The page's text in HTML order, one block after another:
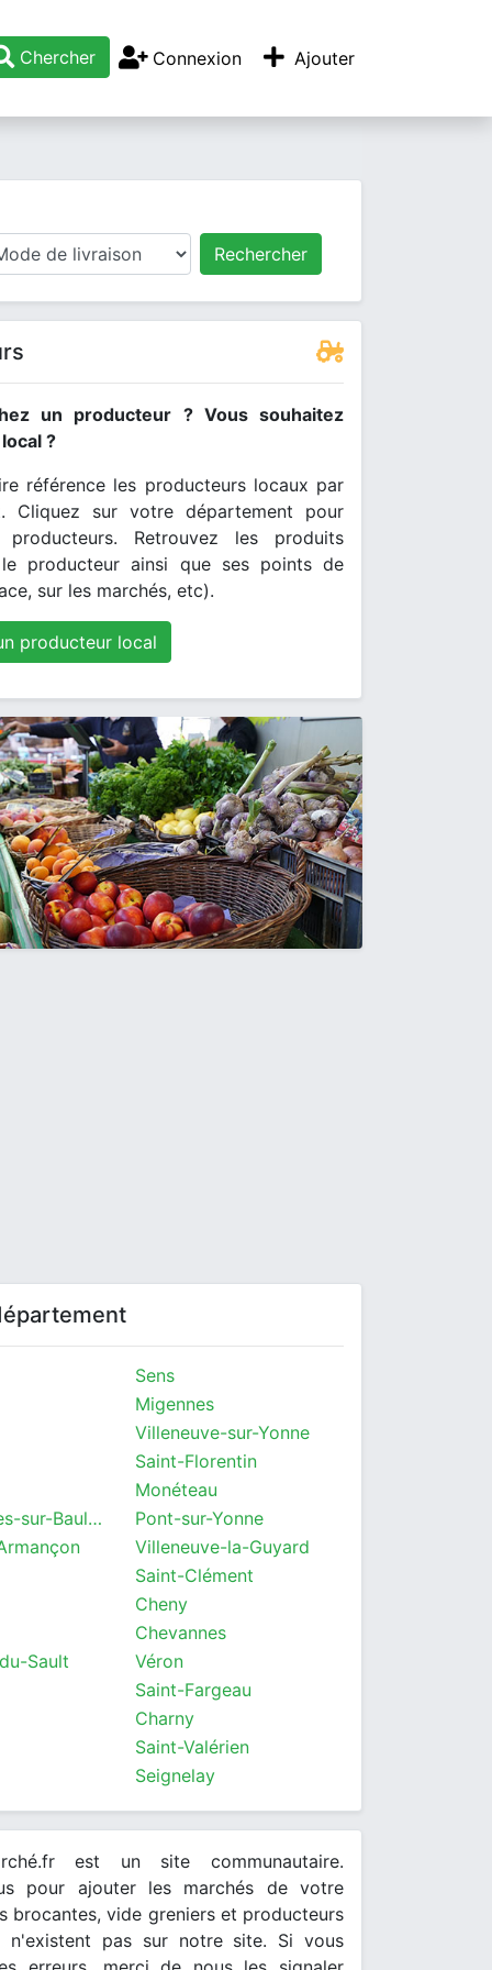
Chercher Connexion Ajouter
Rechercher
un producteur ? Vous souhaitez
?
référence les producteurs locaux par
Cliquez sur votre département pour
Retrouvez les produits
producteur ainsi que ses points de
sur les marchés, etc).
producteur local
Sens
Migennes
Villeneuve-sur-Yonne
Saint-Florentin
Monéteau
Saint-Georges-sur-Baulche
Pont-sur-Yonne
Villeneuve-la-Guyard
Saint-Clément
Cheny
Chevannes
Sault
Véron
Saint-Fargeau
Charny
Saint-Valérien
Seignelay
est un site communautaire.
pour ajouter les marchés de votre
brocantes, vide greniers et producteurs
n'existent pas sur notre site. Si vous